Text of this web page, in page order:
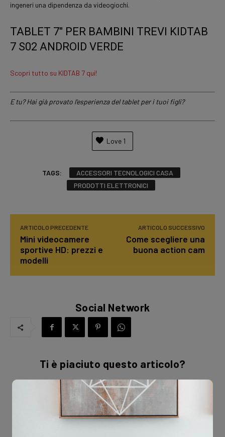
Social Network
Ti è piaciuto questo articolo?
Love1
ingeneri una dipendenza da videogiochi.
TABLET 7″ PER BAMBINI TREVI KIDTAB
7 S02 ANDROID VERDE
Scopri tutto su KIDTAB 7 qui!
E tu? Hai già provato l’esperienza del tablet per i tuoi figli?
Love 1
TAGS:
ACCESSORI TECNOLOGICI CASA
PRODOTTI ELETTRONICI
ARTICOLO PRECEDENTE
Mini videocamere
sportive HD: prezzi e
modelli
ARTICOLO SUCCESSIVO
Come scegliere una
buona action cam